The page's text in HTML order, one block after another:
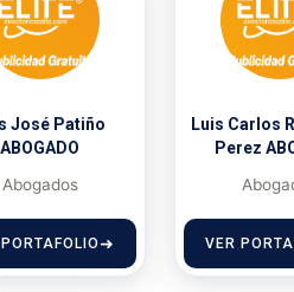
José Patiño
ABOGADO
Abogados
Luis Carlos
Perez
VER